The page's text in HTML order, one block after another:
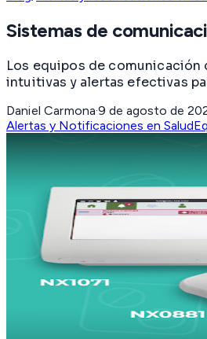
Sistemas de
Los equipos de
intuitivas y alertas efectivas
Daniel Carmona·9 de agosto de
Alertas y Notificaciones en Salud